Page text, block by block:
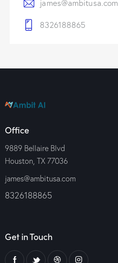
james@ambitusa.com
8326188865
Office
9889 Bellaire Blvd
Houston, TX 77036
james@ambitusa.com
8326188865
Get in Touch